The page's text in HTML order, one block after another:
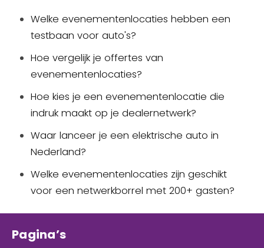
Welke evenementenlocaties hebben een
testbaan voor auto's?
Hoe vergelijk je offertes van
evenementenlocaties?
Hoe kies je een evenementenlocatie die
indruk maakt op je dealernetwerk?
Waar lanceer je een elektrische auto in
Nederland?
Welke evenementenlocaties zijn geschikt
voor een netwerkborrel met 200+ gasten?
Pagina’s